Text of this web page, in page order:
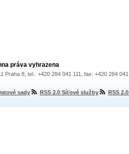
práva vyhrazena
Praha 8, tel.: +420 284 041 111, fax: +420 284
sady RSS 2.0 Síťové služby RSS